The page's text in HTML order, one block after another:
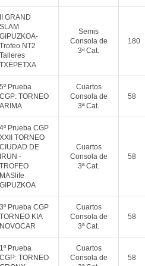
II GRAND
SLAM
GIPUZKOA-
Trofeo NT2
Talleres
TXEPETXA
Semis
Consola de
3ª Cat.
180
5º Prueba
CGP: TORNEO
ARIMA
Cuartos
Consola de
3ª Cat.
58
4º Prueba CGP
XXII TORNEO
CIUDAD DE
IRUN -
TROFEO
MASlife
GIPUZKOA
Cuartos
Consola de
3ª Cat.
58
3º Prueba CGP
TORNEO KIA
NOVOCAR
Cuartos
Consola de
3ª Cat.
58
1º Prueba
CGP: TORNEO
Cuartos
Consola de
58